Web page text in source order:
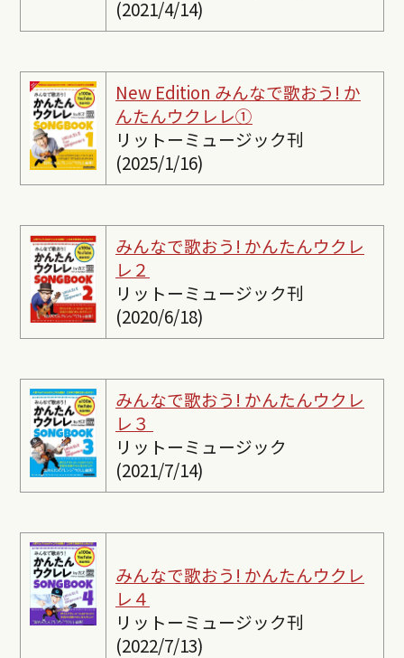
(2021/4/14)
New Edition みんなで歌おう! か
んたんウクレレ①
リットーミュージック刊
(2025/1/16)
みんなで歌おう! かんたんウクレ
レ２
リットーミュージック刊
(2020/6/18)
みんなで歌おう! かんたんウクレ
レ３
リットーミュージック
(2021/7/14)
みんなで歌おう! かんたんウクレ
レ４
リットーミュージック刊
(2022/7/13)